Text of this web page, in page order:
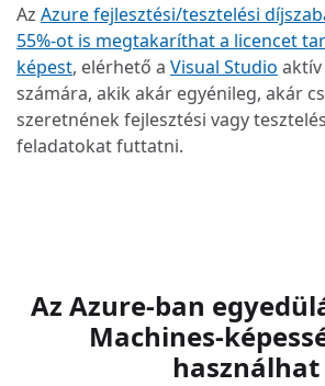
Az Azure fejlesztési/tesztelési
55%-ot is megtakaríthat a licencet
képest, elérhető a Visual Studio
számára, akik akár egyénileg, akár
szeretnének fejlesztési vagy
feladatokat futtatni.
Az Azure-ban
Machines-
használhat